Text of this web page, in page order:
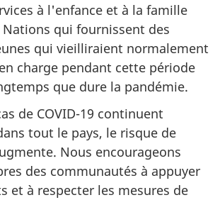
à l'enfance et à la famille
Nations qui fournissent des
qui vieilliraient normalement
charge pendant cette période
que dure la pandémie.
de COVID-19 continuent
tout le pays, le risque de
Nous encourageons
des communautés à appuyer
et à respecter les mesures de